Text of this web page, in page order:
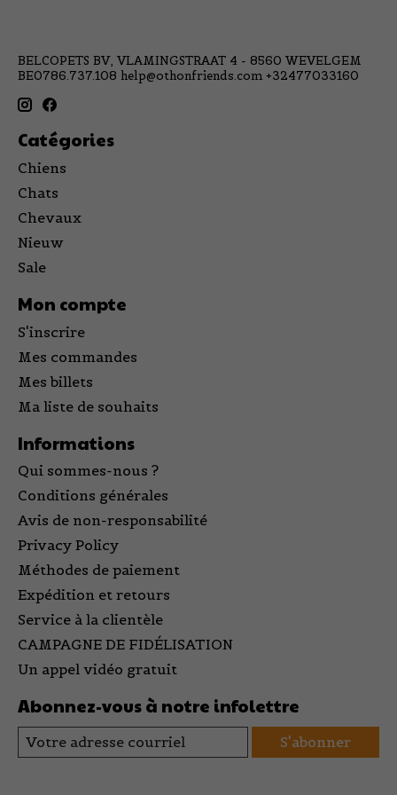
BELCOPETS BV, VLAMINGSTRAAT 4 - 8560 WEVELGEM
BE0786.737.108 help@othonfriends.com +32477033160
Catégories
Chiens
Chats
Chevaux
Nieuw
Sale
Mon compte
S'inscrire
Mes commandes
Mes billets
Ma liste de souhaits
Informations
Qui sommes-nous ?
Conditions générales
Avis de non-responsabilité
Privacy Policy
Méthodes de paiement
Expédition et retours
Service à la clientèle
CAMPAGNE DE FIDÉLISATION
Un appel vidéo gratuit
Abonnez-vous à notre infolettre
S'abonner